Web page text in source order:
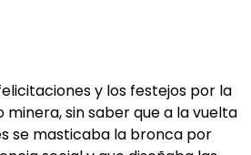
y los festejos por la
minera, sin saber que a la vuelta
se masticaba la bronca por